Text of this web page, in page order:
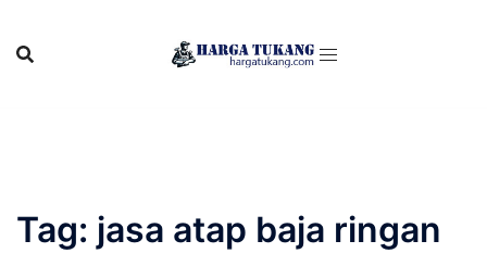
content
Tag: jasa atap baja ringan